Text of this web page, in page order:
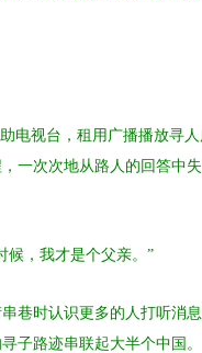
电视台，租用广播播放寻
一次次地从路人的回答中
候，我才是个父亲。”
巷时认识更多的人打听消
子路迹串联起大半个中国。